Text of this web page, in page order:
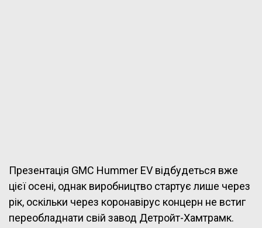
Презентація GMC Hummer EV відбудеться вже
цієї осені, однак виробництво стартує лише через
рік, оскільки через коронавірус концерн не встиг
переобладнати свій завод Детройт-Хамтрамк.